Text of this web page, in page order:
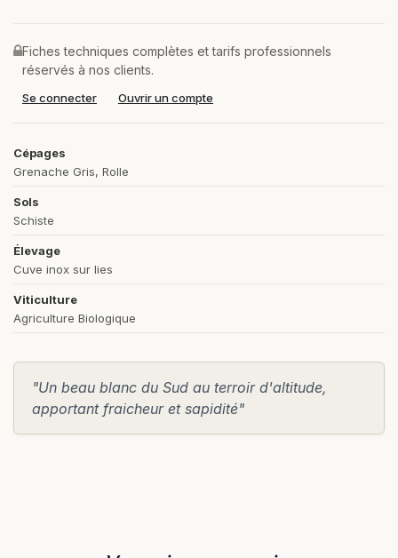
Cépages
Grenache Gris, Rolle
Sols
Schiste
Élevage
Cuve inox sur lies
Viticulture
Agriculture Biologique
"Un beau blanc du Sud au terroir d'altitude,
apportant fraicheur et sapidité"
Fiches techniques complètes et tarifs professionnels
réservés à nos clients.
Se connecter Ouvrir un compte